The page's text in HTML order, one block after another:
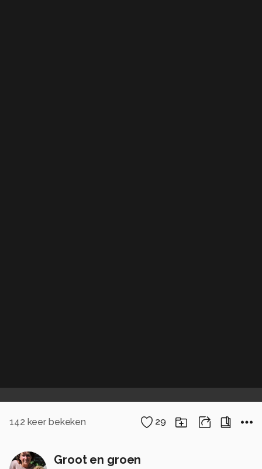
142 keer bekeken 29
Groot en groen